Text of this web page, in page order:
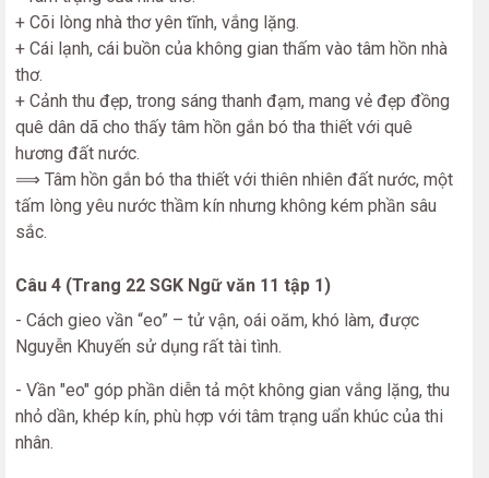
+ Cõi lòng nhà thơ yên tĩnh, vắng lặng.
+ Cái lạnh, cái buồn của không gian thấm vào tâm hồn nhà
thơ.
+ Cảnh thu đẹp, trong sáng thanh đạm, mang vẻ đẹp đồng
quê dân dã cho thấy tâm hồn gắn bó tha thiết với quê
hương đất nước.
⟹ Tâm hồn gắn bó tha thiết với thiên nhiên đất nước, một
tấm lòng yêu nước thầm kín nhưng không kém phần sâu
sắc.
Câu 4 (Trang 22 SGK Ngữ văn 11 tập 1)
- Cách gieo vần “eo” – tử vận, oái oăm, khó làm, được
Nguyễn Khuyến sử dụng rất tài tình.
- Vần "eo" góp phần diễn tả một không gian vắng lặng, thu
nhỏ dần, khép kín, phù hợp với tâm trạng uẩn khúc của thi
nhân.